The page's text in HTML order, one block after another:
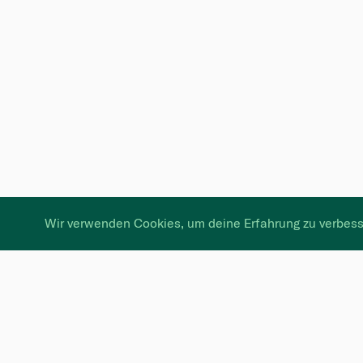
Wir verwenden Cookies, um deine Erfahrung zu